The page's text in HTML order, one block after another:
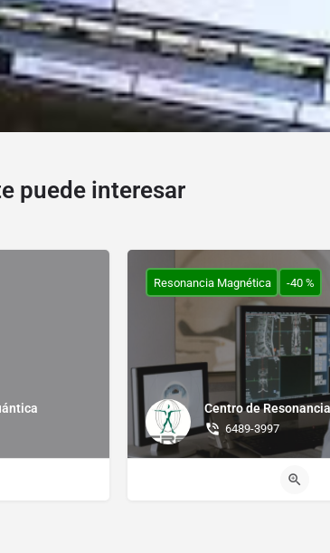
puede interesar
Centro de
6489-3997
Resonancia Magnética -40 %